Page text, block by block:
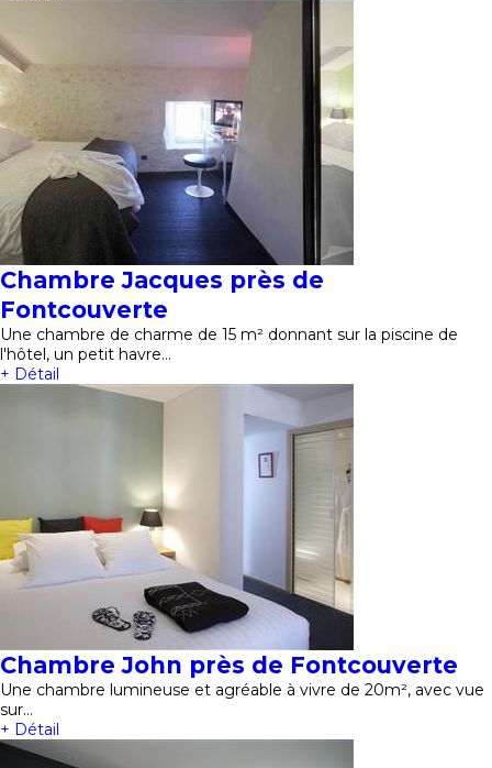
Chambre Jacques près de
Fontcouverte
Une chambre de charme de 15 m² donnant sur la piscine de
l'hôtel, un petit havre…
+ Détail
Chambre John près de Fontcouverte
Une chambre lumineuse et agréable à vivre de 20m², avec vue
sur…
+ Détail